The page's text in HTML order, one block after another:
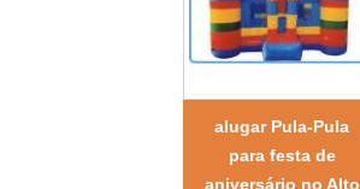
alugar Pula-Pula
para festa de
aniversário no Alto